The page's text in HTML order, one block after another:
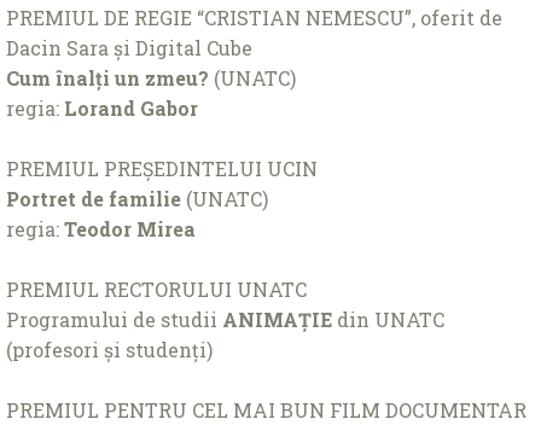
PREMIUL DE REGIE “CRISTIAN NEMESCU”, oferit de
Dacin Sara și Digital Cube
Cum înalți un zmeu? (UNATC)
regia: Lorand Gabor
PREMIUL PREȘEDINTELUI UCIN
Portret de familie (UNATC)
regia:Teodor Mirea
PREMIUL RECTORULUI UNATC
Programului de studii ANIMAȚIE din UNATC
(profesori și studenți)
PREMIUL PENTRU CEL MAI BUN FILM DOCUMENTAR